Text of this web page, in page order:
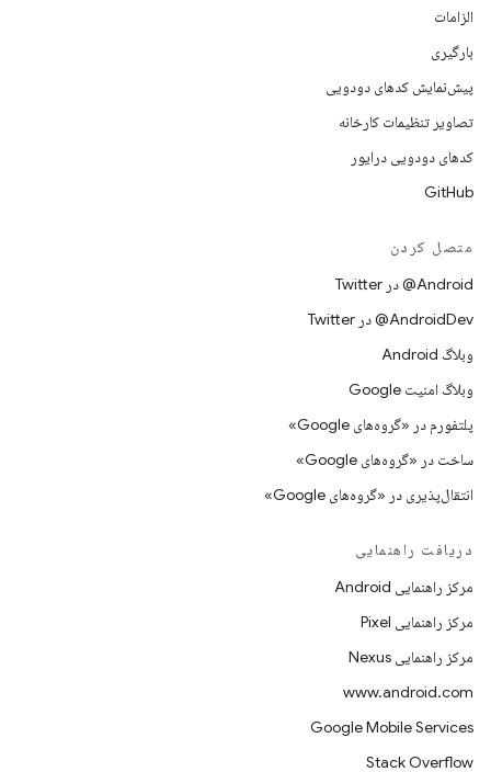
الزامات
بارگیری
پیش‌نمایش کدهای دودویی
تصاویر تنظیمات کارخانه
کدهای دودویی درایور
GitHub
متصل کردن
Android@ در Twitter
AndroidDev@ در Twitter
وبلاگ Android
وبلاگ امنیت Google
پلتفورم در «گروه‌های Google»
ساخت در «گروه‌های Google»
انتقال‌پذیری در «گروه‌های Google»
دریافت راهنمایی
مرکز راهنمایی Android
مرکز راهنمایی Pixel
مرکز راهنمایی Nexus
www.android.com
Google Mobile Services
Stack Overflow